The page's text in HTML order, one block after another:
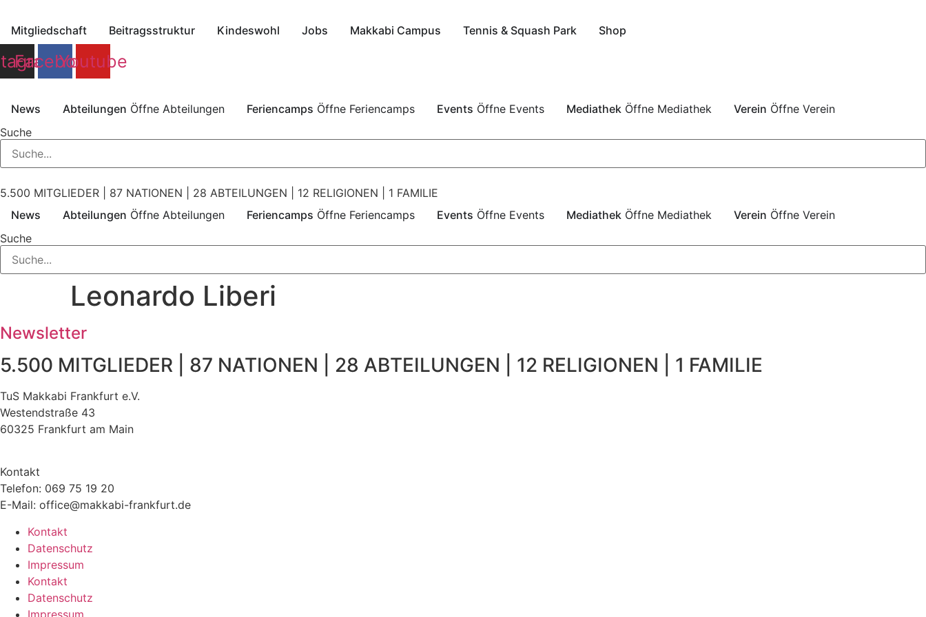
Inhalt
springen
Mitgliedschaft Beitragsstruktur Kindeswohl Jobs Makkabi Campus Tennis & Squash Park Shop
Facebook
Youtube
News Abteilungen Öffne Abteilungen Feriencamps Öffne Feriencamps Events Öffne Events Mediathek Öffne Mediathek Verein Öffne Verein
Suche
5.500 MITGLIEDER | 87 NATIONEN | 28 ABTEILUNGEN | 12 RELIGIONEN | 1 FAMILIE
News
Abteilungen Öffne Abteilungen Feriencamps Öffne Feriencamps Events Öffne Events Mediathek Öffne Mediathek Verein Öffne Verein
Suche
Leonardo Liberi
Newsletter
5.500 MITGLIEDER | 87 NATIONEN | 28 ABTEILUNGEN | 12 RELIGIONEN | 1 FAMILIE
TuS Makkabi Frankfurt e.V.
Westendstraße 43
60325 Frankfurt am Main
Kontakt
Telefon: 069 75 19 20
E-Mail: office@makkabi-frankfurt.de
Kontakt
Datenschutz
Impressum
Kontakt
Datenschutz
Impressum